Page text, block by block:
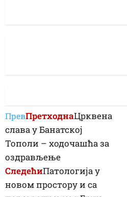
ПревПретходнаЦрквена
слава у Банатској
Тополи – ходочашћа за
оздрављење
СледећиПатологија у
новом простору и са